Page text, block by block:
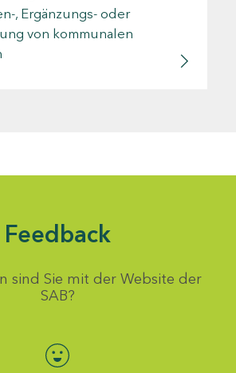
, Ergänzungs- oder
von kommunalen
Feedback
sind Sie mit der Website der
SAB?
Bewertung auswählen